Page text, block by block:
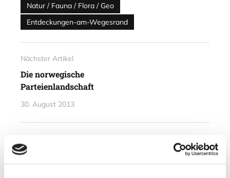
Natur / Fauna / Flora / Geo
Entdeckungen-am-Wegesrand
Nächster Artikel
Die norwegische
Parteienlandschaft
30. August 2013
Die Lotto Reklame